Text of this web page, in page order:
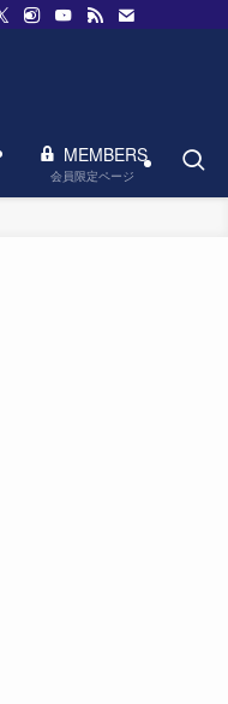
MEMBERS
会員限定ページ